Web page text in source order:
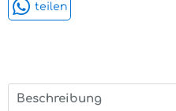
teilen
Beschreibung